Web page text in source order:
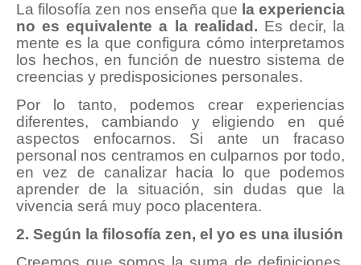
La filosofía zen nos enseña que la experiencia
no es equivalente a la realidad. Es decir, la
mente es la que configura cómo interpretamos
los hechos, en función de nuestro sistema de
creencias y predisposiciones personales.
Por lo tanto, podemos crear experiencias
diferentes, cambiando y eligiendo en qué
aspectos enfocarnos. Si ante un fracaso
personal nos centramos en culparnos por todo,
en vez de canalizar hacia lo que podemos
aprender de la situación, sin dudas que la
vivencia será muy poco placentera.
2. Según la filosofía zen, el yo es una ilusión